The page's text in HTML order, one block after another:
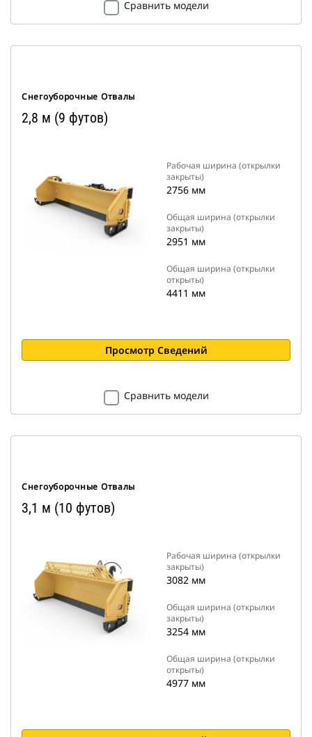
Сравнить модели
Снегоуборочные Отвалы
2,8 м (9 футов)
Рабочая ширина (открылки
закрыты)
2756 мм
Общая ширина (открылки
закрыты)
2951 мм
Общая ширина (открылки
открыты)
4411 мм
Просмотр Сведений
Сравнить модели
Снегоуборочные Отвалы
3,1 м (10 футов)
Рабочая ширина (открылки
закрыты)
3082 мм
Общая ширина (открылки
закрыты)
3254 мм
Общая ширина (открылки
открыты)
4977 мм